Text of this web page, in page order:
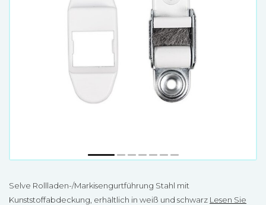
Selve Rollladen-/Markisengurtführung Stahl mit
Kunststoffabdeckung, erhältlich in weiß und schwarz Lesen Sie